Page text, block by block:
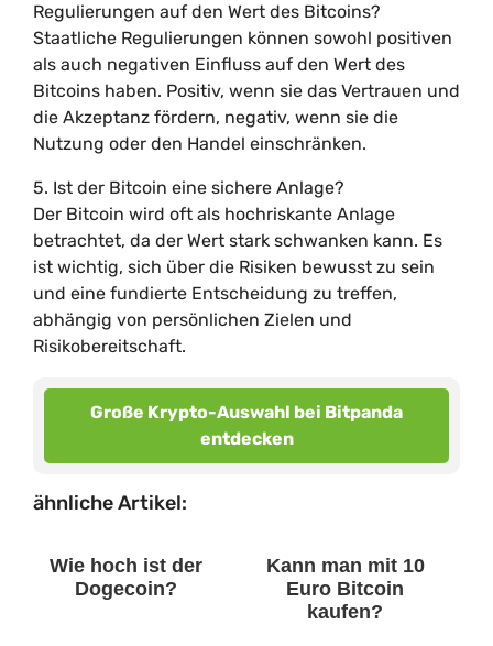
Regulierungen auf den Wert des Bitcoins?
Staatliche Regulierungen können sowohl positiven
als auch negativen Einfluss auf den Wert des
Bitcoins haben. Positiv, wenn sie das Vertrauen und
die Akzeptanz fördern, negativ, wenn sie die
Nutzung oder den Handel einschränken.
5. Ist der Bitcoin eine sichere Anlage?
Der Bitcoin wird oft als hochriskante Anlage
betrachtet, da der Wert stark schwanken kann. Es
ist wichtig, sich über die Risiken bewusst zu sein
und eine fundierte Entscheidung zu treffen,
abhängig von persönlichen Zielen und
Risikobereitschaft.
Große Krypto-Auswahl bei Bitpanda
entdecken
ähnliche Artikel:
Wie hoch ist der
Dogecoin?
Kann man mit 10
Euro Bitcoin
kaufen?